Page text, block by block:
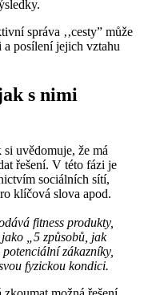
správa ‚‚cesty” může
a posílení jejich vztahu
s nimi
si uvědomuje, že má
řešení. V této fázi je
sociálních sítí,
klíčová slova apod.
fitness produkty,
„5 způsobů, jak
zákazníky,
fyzickou kondici.